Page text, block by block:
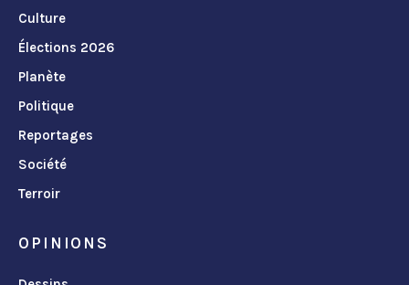
Culture
Élections 2026
Planète
Politique
Reportages
Société
Terroir
OPINIONS